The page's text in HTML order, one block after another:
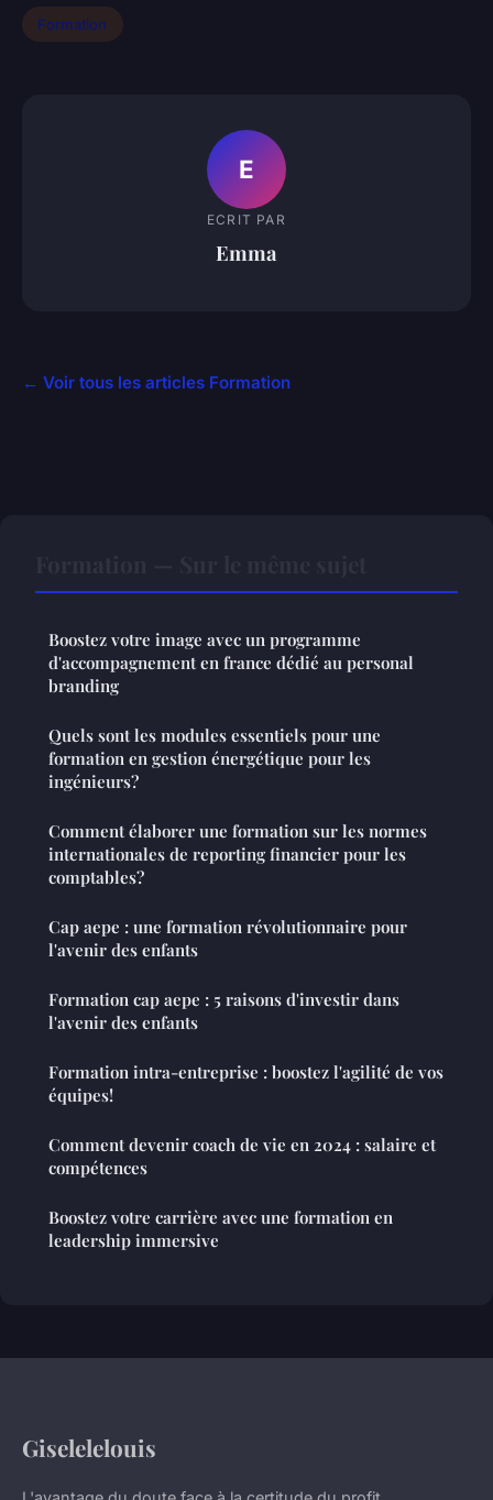
Formation
E
ECRIT PAR
Emma
← Voir tous les articles Formation
Boostez votre image avec un programme
d'accompagnement en france dédié au personal
branding
Quels sont les modules essentiels pour une
formation en gestion énergétique pour les
ingénieurs?
Comment élaborer une formation sur les normes
internationales de reporting financier pour les
comptables?
Cap aepe : une formation révolutionnaire pour
l'avenir des enfants
Formation cap aepe : 5 raisons d'investir dans
l'avenir des enfants
Formation intra-entreprise : boostez l'agilité de vos
équipes!
Comment devenir coach de vie en 2024 : salaire et
compétences
Boostez votre carrière avec une formation en
leadership immersive
Giselelelouis